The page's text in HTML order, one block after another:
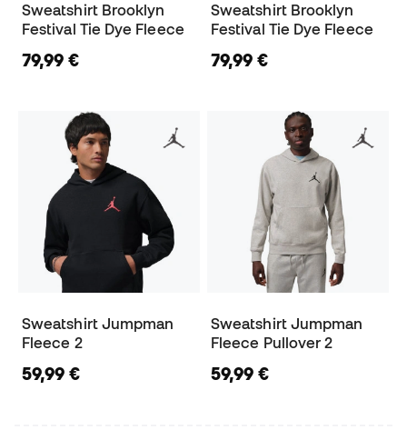
Sweatshirt Brooklyn
Festival Tie Dye Fleece
79,99 €
Sweatshirt Brooklyn
Festival Tie Dye Fleece
79,99 €
Sweatshirt Jumpman
Fleece 2
59,99 €
Sweatshirt Jumpman
Fleece Pullover 2
59,99 €